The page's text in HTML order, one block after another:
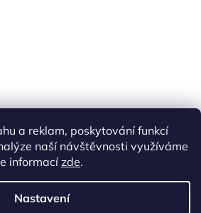
a reklam, poskytování funkcí
naší návštěvnosti využíváme
informacízde.
Nastavení